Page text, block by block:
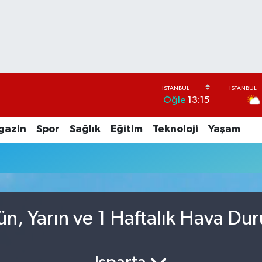
Öğle 13:15
Spor Sağlık Eğitim Teknoloji Yaşam
Yarın ve 1 Haftalık Hava